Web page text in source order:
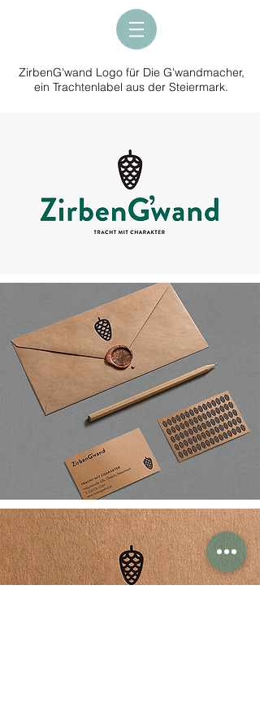
ZirbenG'wand Logo für Die G'wandmacher,
ein Trachtenlabel aus der Steiermark.